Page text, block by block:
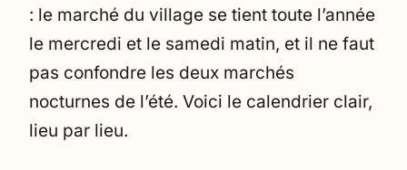
: le marché du village se tient toute l’année
le mercredi et le samedi matin, et il ne faut
pas confondre les deux marchés
nocturnes de l’été. Voici le calendrier clair,
lieu par lieu.